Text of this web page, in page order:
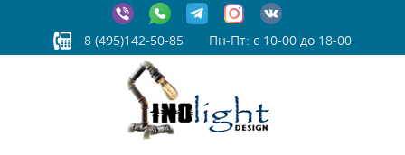
8 (495)142-50-85 Пн-Пт: с 10-00 до 18-00